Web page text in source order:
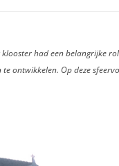
had een belangrijke
ontwikkelen. Op deze